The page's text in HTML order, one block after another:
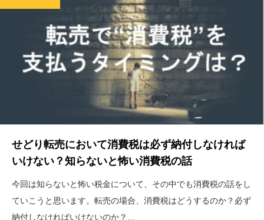
せどり転売において消費税は必ず納付しなければ
いけない？知らないと怖い消費税の話
今回は知らないと怖い税金について、その中でも消費税の話をし
ていこうと思います。転売の場合、消費税はどうするのか？必ず
納付しなければいけないのか？…